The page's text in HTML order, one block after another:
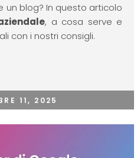
un blog? In questo articolo
, a cosa serve e
con i nostri consigli.
11, 2025